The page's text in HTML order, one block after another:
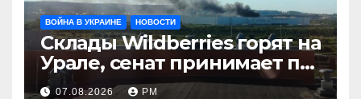
ВОЙНА В УКРАИНЕ НОВОСТИ
Склады Wildberries горят на
Урале, сенат принимает по
Грэму закон
07.08.2026 РМ